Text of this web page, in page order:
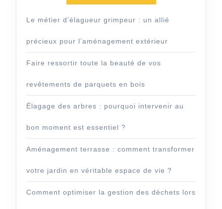
Le métier d’élagueur grimpeur : un allié
précieux pour l’aménagement extérieur
Faire ressortir toute la beauté de vos
revêtements de parquets en bois
Élagage des arbres : pourquoi intervenir au
bon moment est essentiel ?
Aménagement terrasse : comment transformer
votre jardin en véritable espace de vie ?
Comment optimiser la gestion des déchets lors